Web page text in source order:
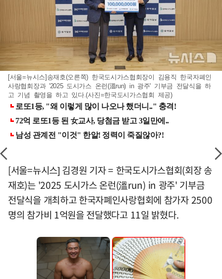
[서울=뉴시스]송재호(오른쪽) 한국도시가스협회장이 김용직 한국자폐인
사랑협회장과 '2025 도시가스 온런(溫run) in 광주' 기부금 전달식을 하
고 기념 촬영을 하고 있다.(사진=한국도시가스협회 제공)
[서울=뉴시스] 김경원 기자 = 한국도시가스협회(회장 송
재호)는 '2025 도시가스 온런(溫run) in 광주' 기부금
전달식을 개최하고 한국자폐인사랑협회에 참가자 2500
명의 참가비 1억원을 전달했다고 11일 밝혔다.